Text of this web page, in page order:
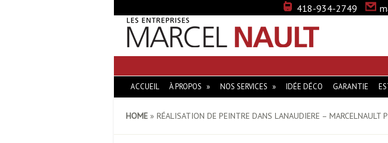
418-934-2749
ACCUEIL À PROPOS NOS SERVICES IDÉE DÉCO GARANTIE
HOME » RÉALISATION DE PEINTRE DANS LANAUDIERE – MARCELNAULT